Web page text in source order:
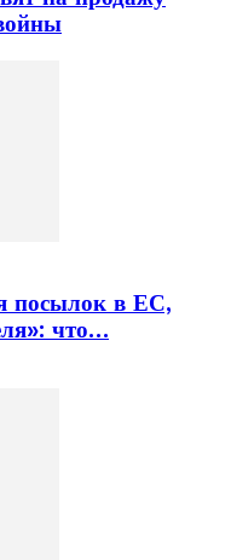
посылок в ЕС,
что…